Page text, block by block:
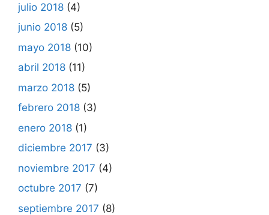
julio 2018 (4)
junio 2018 (5)
mayo 2018 (10)
abril 2018 (11)
marzo 2018 (5)
febrero 2018 (3)
enero 2018 (1)
diciembre 2017 (3)
noviembre 2017 (4)
octubre 2017 (7)
septiembre 2017 (8)